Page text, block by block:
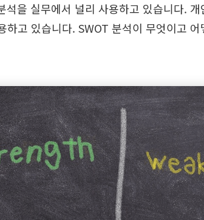
석을 실무에서 널리 사용하고 있습니다.
하고 있습니다. SWOT 분석이 무엇이고